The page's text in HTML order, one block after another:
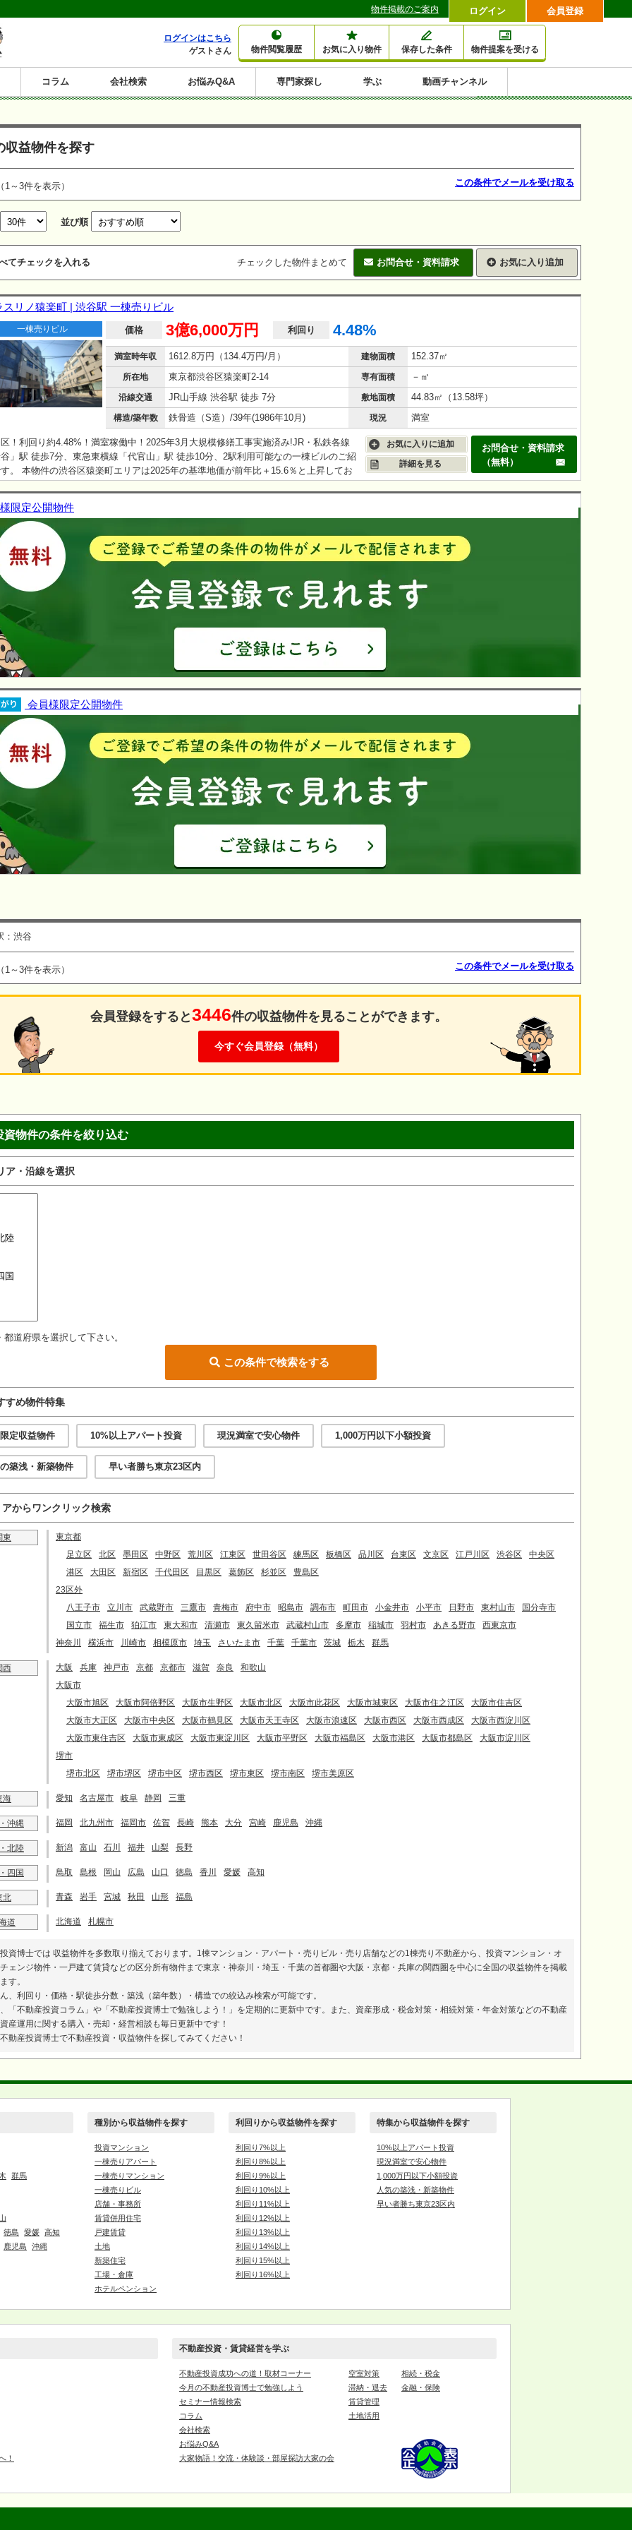
物件閲覧履歴 お気に入り物件 保存した条件 物件提案を受ける
ログインはこちら
ゲストさん
投資マンション
一棟売りアパート
一棟売りマンション
一棟売りビル
店舗・事務所
賃貸併用住宅
ホテルペンション
コラム 会社検索 お悩みQ&A 専門家探し 学ぶ 動画チャンネル
ログイン 会員登録
物件掲載のご案内
収益物件を探す
1～3件を表示） この条件でメールを受け取る
並び順
てチェックを入れる チェックした物件まとめて お気に入り追加
お問合せ・資料請求
スリノ猿楽町 | 渋谷駅 一棟売りビル
一棟売りビル 価格 3億6,000万円 利回り 4.48%
満室時年収 1612.8万円（134.4万円/月） 建物面積 152.37㎡
所在地 東京都渋谷区猿楽町2-14 専有面積 －㎡
沿線交通 JR山手線 渋谷駅 徒歩 7分 敷地面積 44.83㎡（13.58坪）
構造/築年数 鉄骨造（S造）/39年(1986年10月) 現況 満室
！利回り約4.48%！満室稼働中！2025年3月大規模修繕工事実施済み!JR・私鉄各線
谷」駅 徒歩7分、東急東横線「代官山」駅 徒歩10分、2駅利用可能なの一棟ビルのご紹
。 本物件の渋谷区猿楽町エリアは2025年の基準地価が前年比＋15.6％と上昇してお
ら2025年に大規模修繕工事および外壁塗装工事を実施済みであり建物コンディション
好、適切なメンテナンスを経た資産として安定した稼働と堅実な運用が見込まれるので
いでしょうか。 この機会にぜひご検討ください…
お気に入りに追加
詳細を見る
お問合せ・資料請求
（無料）
限定公開物件
会員様限定公開物件
：渋谷
1～3件を表示） この条件でメールを受け取る
会員登録をすると3446件の収益物件を見ることができます。
今すぐ会員登録（無料）
資物件の条件を絞り込む
ア・沿線を選択
都道府県を選択して下さい。
この条件で検索をする
すめ物件特集
定収益物件 10%以上アパート投資 現況満室で安心物件 1,000万円以下小額投資
築浅・新築物件 早い者勝ち東京23区内
アからワンクリック検索
東
東京都
足立区
北区 墨田区 中野区 荒川区 江東区 世田谷区 練馬区 板橋区 品川区 台東区 文京区 江戸川区 渋谷区
中央区
港区
大田区 新宿区 千代田区 目黒区 葛飾区 杉並区
豊島区
23区外
八王子市
立川市 武蔵野市 三鷹市 青梅市 府中市 昭島市 調布市 町田市 小金井市 小平市 日野市 東村山市
国分寺市
国立市
福生市 狛江市 東大和市 清瀬市 東久留米市 武蔵村山市 多摩市 稲城市 羽村市 あきる野市
西東京市
神奈川
横浜市 川崎市 相模原市 埼玉 さいたま市 千葉 千葉市 茨城 栃木 群馬
西 大阪 兵庫 神戸市 京都 京都市 滋賀 奈良
和歌山
大阪市
大阪市旭区
大阪市阿倍野区 大阪市生野区 大阪市北区 大阪市此花区 大阪市城東区 大阪市住之江区
大阪市住吉区
大阪市大正区
大阪市中央区 大阪市鶴見区 大阪市天王寺区 大阪市浪速区 大阪市西区 大阪市西成区
大阪市西淀川区
大阪市東住吉区
大阪市東成区 大阪市東淀川区 大阪市平野区 大阪市福島区 大阪市港区 大阪市都島区
大阪市淀川区
堺市
堺市北区
堺市堺区 堺市中区 堺市西区 堺市東区 堺市南区 堺市美原区
海 愛知 名古屋市 岐阜 静岡 三重
沖縄 福岡 北九州市 福岡市 佐賀 長崎 熊本 大分 宮崎 鹿児島 沖縄
北陸 新潟 富山 石川 福井 山梨 長野
四国 鳥取 島根 岡山 広島 山口 徳島 香川 愛媛 高知
北 青森 岩手 宮城 秋田 山形 福島
道 北海道 札幌市
資博士では 収益物件を多数取り揃えております。1棟マンション・アパート・売りビル・売り店舗などの1棟売り不動産から、投資マンション・オ
ェンジ物件・一戸建て賃貸などの区分所有物件まで東京・神奈川・埼玉・千葉の首都圏や大阪・京都・兵庫の関西圏を中心に全国の収益物件を掲載
す。
、利回り・価格・駅徒歩分数・築浅（築年数）・構造での絞込み検索が可能です。
「不動産投資コラム」や「不動産投資博士で勉強しよう！」を定期的に更新中です。また、資産形成・税金対策・相続対策・年金対策などの不動産
産運用に関する購入・売却・経営相談も毎日更新中です！
動産投資博士で不動産投資・収益物件を探してみてください！
群馬
徳島 愛媛 高知
鹿児島 沖縄
種別から収益物件を探す
投資マンション
一棟売りアパート
一棟売りマンション
一棟売りビル
店舗・事務所
賃貸併用住宅
戸建賃貸
土地
新築住宅
工場・倉庫
ホテルペンション
利回りから収益物件を探す
利回り7%以上
利回り8%以上
利回り9%以上
利回り10%以上
利回り11%以上
利回り12%以上
利回り13%以上
利回り14%以上
利回り15%以上
利回り16%以上
特集から収益物件を探す
10%以上アパート投資
現況満室で安心物件
1,000万円以下小額投資
人気の築浅・新築物件
早い者勝ち東京23区内
！
不動産投資・賃貸経営を学ぶ
不動産投資成功への道！取材コーナー
今月の不動産投資博士で勉強しよう
セミナー情報検索
コラム
会社検索
お悩みQ&A
大家物語！交流・体験談・部屋探訪大家の会
空室対策
滞納・退去
賃貸管理
土地活用
相続・税金
金融・保険